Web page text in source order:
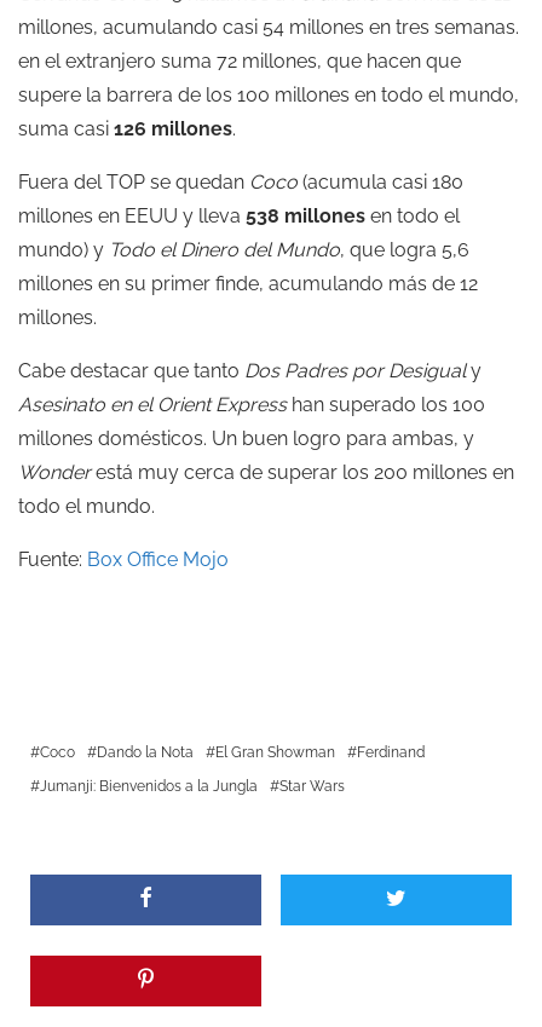
millones, acumulando casi 54 millones en tres semanas.
en el extranjero suma 72 millones, que hacen que
supere la barrera de los 100 millones en todo el mundo,
suma casi 126 millones.
Fuera del TOP se quedan Coco (acumula casi 180
millones en EEUU y lleva 538 millones en todo el
mundo) y Todo el Dinero del Mundo, que logra 5,6
millones en su primer finde, acumulando más de 12
millones.
Cabe destacar que tanto Dos Padres por Desigualy
Asesinato en el Orient Expresshan superado los 100
millones domésticos. Un buen logro para ambas, y
Wonderestá muy cerca de superar los 200 millones en
todo el mundo.
Fuente: Box Office Mojo
Coco Dando la Nota El Gran Showman
Ferdinand
Jumanji: Bienvenidos a la Jungla
Star Wars